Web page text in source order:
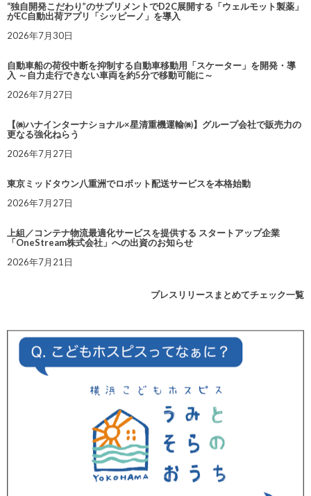
“独自開発こだわり”のサプリメントでD2C展開する「ウェルモット製薬」
がEC自動出荷アプリ「シッピーノ」を導入
2026年7月30日
自動車船の荷役中断を抑制する自動車移動用「スケーター」を開発・導
入 ～自力走行できない車両を約5分で移動可能に～
2026年7月27日
【㈱ハナインターナショナル×星清重機運輸㈱】グループ会社で販売力の
更なる強化ねらう
2026年7月27日
東京ミッドタウン八重洲でロボット配送サービスを本格始動
2026年7月27日
上組／コンテナ物流最適化サービスを提供する スタートアップ企業
「OneStream株式会社」への出資のお知らせ
2026年7月21日
プレスリリースまとめてチェック一覧